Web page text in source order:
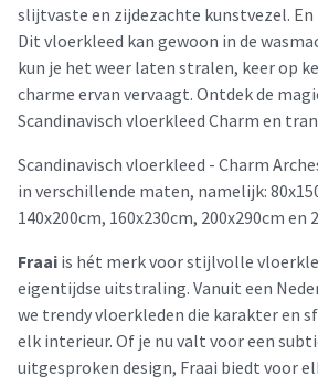
slijtvaste en zijdezachte kunstvezel. En
Dit vloerkleed kan gewoon in de
kun je het weer laten stralen, keer op
charme ervan vervaagt. Ontdek de
Scandinavisch vloerkleed Charm en
Scandinavisch vloerkleed - Charm
in verschillende maten, namelijk:
140x200cm, 160x230cm, 200x290cm en
Fraai is hét merk voor stijlvolle
eigentijdse uitstraling. Vanuit een
we trendy vloerkleden die karakter en
elk interieur. Of je nu valt voor een
uitgesproken design, Fraai biedt voor